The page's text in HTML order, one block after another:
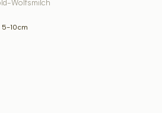
Wolfsmilch
5-10cm